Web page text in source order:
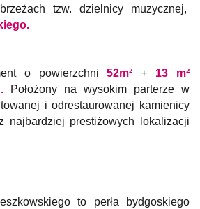
tzw. dzielnicy muzycznej,
o powierzchni52m² + 13 m²
Położony na wysokim parterze w
i odrestaurowanej kamienicy
najbardziej prestiżowych lokalizacji
to perła bydgoskiego